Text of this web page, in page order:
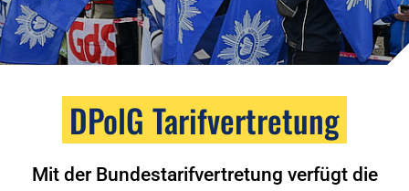
DPolG Tarifvertretung
Mit der Bundestarifvertretung verfügt die